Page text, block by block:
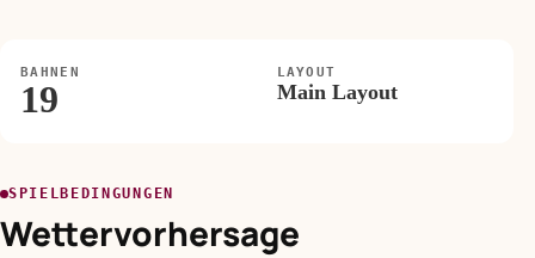
BAHNEN
19
LAYOUT
Main Layout
SPIELBEDINGUNGEN
Wettervorhersage